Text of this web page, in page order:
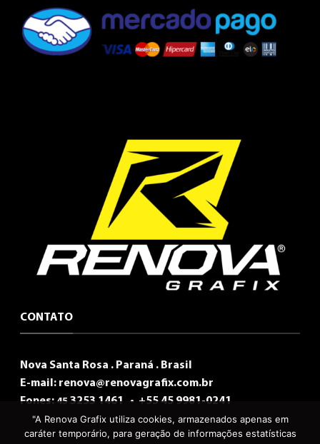
CONTATO
Nova Santa Rosa . Paraná . Brasil
E-mail: renova@renovagrafix.com.br
Fones: 45 3253 1461 • +55 45 9981-0241
"A Renova Grafix utiliza cookies, armazenados apenas em
caráter temporário, para geração de informações estatísticas